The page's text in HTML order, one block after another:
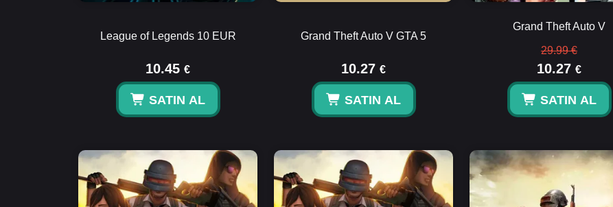
League of Legends 10 EUR
10.45 €
SATIN AL
Grand Theft Auto V GTA 5
10.27 €
SATIN AL
Grand Theft Auto V
29.99 €
10.27 €
SATIN AL